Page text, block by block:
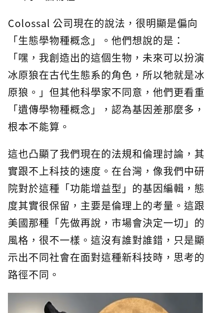
Colossal 公司現在的說法，很明顯是偏向
「生態學物種概念」。他們想說的是：
「嘿，我創造出的這個生物，未來可以扮演
冰原狼在古代生態系的角色，所以牠就是冰
原狼。」但其他科學家不同意，他們更看重
「遺傳學物種概念」，認為基因差那麼多，
根本不能算。
這也凸顯了我們現在的法規和倫理討論，其
實跟不上科技的速度。在台灣，像我們中研
院對於這種「功能增益型」的基因編輯，態
度其實很保留，主要是倫理上的考量。這跟
美國那種「先做再說，市場會決定一切」的
風格，很不一樣。這沒有誰對誰錯，只是顯
示出不同社會在面對這種新科技時，思考的
路徑不同。